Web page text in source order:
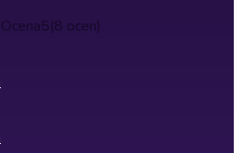
Ocena5(8 ocen)